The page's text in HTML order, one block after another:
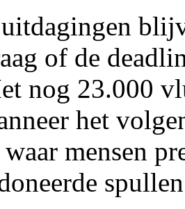
of de
nog 23.000
het
mensen